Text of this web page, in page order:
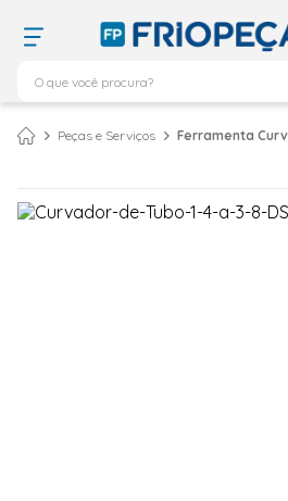
Peças e Serviços
1º ar condicionado 12000
3º ar condicionado